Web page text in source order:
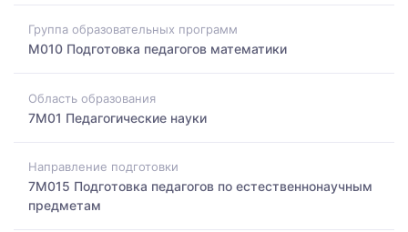
Группа образовательных программ
M010 Подготовка педагогов математики
Область образования
7M01 Педагогические науки
Направление подготовки
7M015 Подготовка педагогов по естественнонаучным
предметам